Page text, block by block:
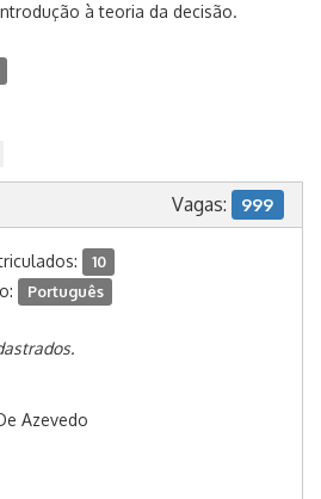
à teoria da decisão.
Vagas: 999
10
Português
Azevedo